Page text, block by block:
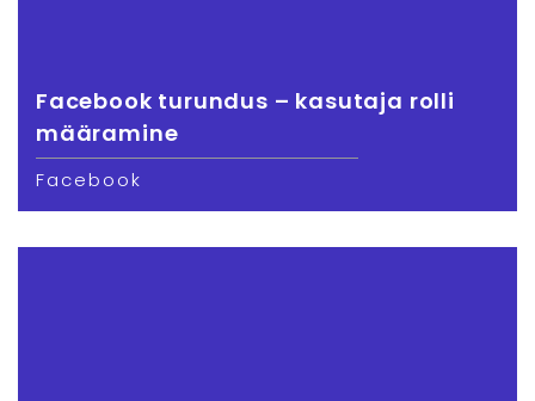
Facebook turundus – kasutaja rolli
määramine
Facebook